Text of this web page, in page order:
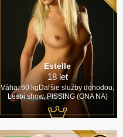
Estelle
18 let
Váha: 60 kgDaľšie služby dohodou,
Lesbi show, PISSING (ONA NA)